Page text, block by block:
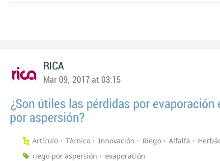
RICA
Mar 09, 2017 at 03:15
¿Son útiles las pérdidas por evaporación
por aspersión?
Artículo Técnico Innovación Riego Alfalfa
riego por aspersión
evaporación